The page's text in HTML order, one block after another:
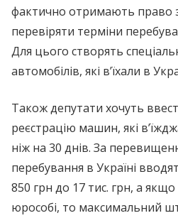
фактично отримають право
перевіряти терміни
Для цього створять
автомобілів, які в’їхали в
Також депутати хочуть
реєстрацію машин, які
ніж на 30 днів. За
перебування в Україні
850 грн до 17 тис. грн, а
юрособі, то максимальний